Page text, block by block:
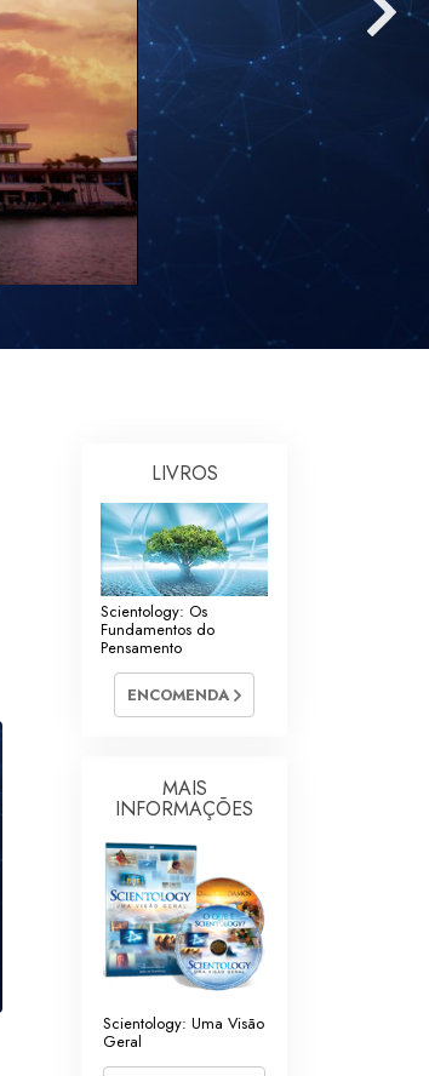
Respostas às Drogas
Crianças
Ferramentas para o Local do Trabalho
Ética e as Condições
A Causa da Supressão
Investigações
A Tecnologia de EstudoLIVROS
Scientology: Os
Fundamentos do
Pensamento
ENCOMENDA
MAIS
INFORMAÇÕES
Scientology: Uma Visão
Geral